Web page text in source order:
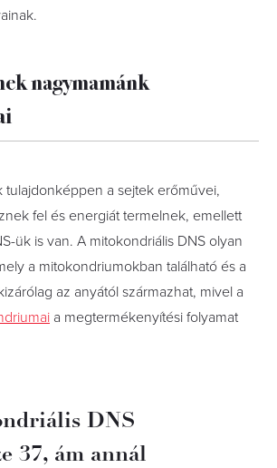
nagymamánk
tulajdonképpen a sejtek erőművei,
fel és energiát termelnek, emellett
ük is van. A mitokondriális DNS olyan
a mitokondriumokban található és a
az anyától származhat, mivel a
a megtermékenyítési folyamat
DNS
37, ám annál